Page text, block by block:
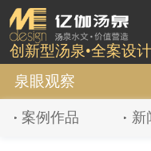
创新型汤泉•全案设
泉眼观察
案例作品 新